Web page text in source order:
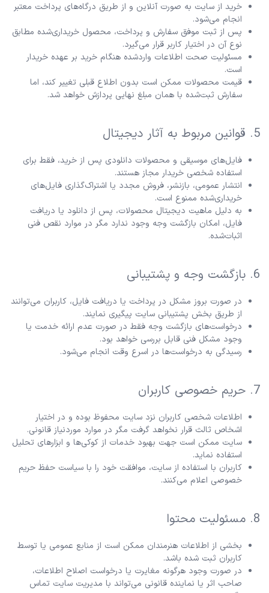
خرید از سایت به صورت آنلاین و از طریق درگاه‌های پرداخت معتبر
انجام می‌شود.
پس از ثبت موفق سفارش و پرداخت، محصول خریداری‌شده مطابق
نوع آن در اختیار کاربر قرار می‌گیرد.
مسئولیت صحت اطلاعات واردشده هنگام خرید بر عهده خریدار
است.
قیمت محصولات ممکن است بدون اطلاع قبلی تغییر کند، اما
سفارش ثبت‌شده با همان مبلغ نهایی پردازش خواهد شد.
5. قوانین مربوط به آثار دیجیتال
فایل‌های موسیقی و محصولات دانلودی پس از خرید، فقط برای
استفاده شخصی خریدار مجاز هستند.
انتشار عمومی، بازنشر، فروش مجدد یا اشتراک‌گذاری فایل‌های
خریداری‌شده ممنوع است.
به دلیل ماهیت دیجیتال محصولات، پس از دانلود یا دریافت
فایل، امکان بازگشت وجه وجود ندارد مگر در موارد نقص فنی
اثبات‌شده.
6. بازگشت وجه و پشتیبانی
در صورت بروز مشکل در پرداخت یا دریافت فایل، کاربران می‌توانند
از طریق بخش پشتیبانی سایت پیگیری نمایند.
درخواست‌های بازگشت وجه فقط در صورت عدم ارائه خدمت یا
وجود مشکل فنی قابل بررسی خواهد بود.
رسیدگی به درخواست‌ها در اسرع وقت انجام می‌شود.
7. حریم خصوصی کاربران
اطلاعات شخصی کاربران نزد سایت محفوظ بوده و در اختیار
اشخاص ثالث قرار نخواهد گرفت مگر در موارد موردنیاز قانونی.
سایت ممکن است جهت بهبود خدمات از کوکی‌ها و ابزارهای تحلیل
استفاده نماید.
کاربران با استفاده از سایت، موافقت خود را با سیاست حفظ حریم
خصوصی اعلام می‌کنند.
8. مسئولیت محتوا
بخشی از اطلاعات هنرمندان ممکن است از منابع عمومی یا توسط
کاربران ثبت شده باشد.
در صورت وجود هرگونه مغایرت یا درخواست اصلاح اطلاعات،
صاحب اثر یا نماینده قانونی می‌تواند با مدیریت سایت تماس